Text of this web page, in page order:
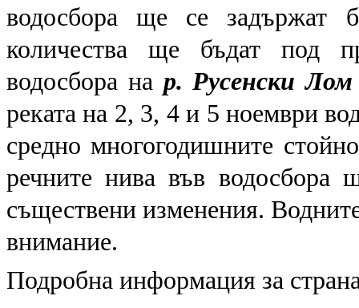
водосбора ще се задържат
количества ще бъдат под
водосбора на р. Русенски
реката на 2, 3, 4 и 5 ноември
средно многогодишните
речните нива във водосбора
съществени изменения.
внимание.
Подробна информация за